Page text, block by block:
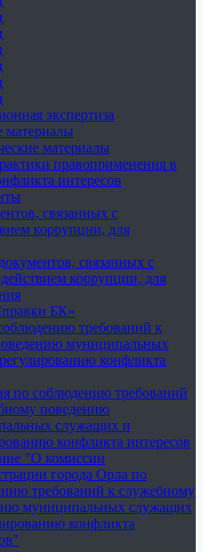
экспертиза
материалы
материалы
правоприменения в
интересов
связанных с
коррупции, для
связанных с
коррупции, для
БК»
требований к
муниципальных
конфликта
по соблюдению требований
поведению
служащих и
конфликта интересов
"О комиссии
города Орла по
требований к служебному
муниципальных служащих
конфликта